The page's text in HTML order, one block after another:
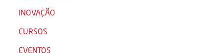
INOVAÇÃO
CURSOS
EVENTOS